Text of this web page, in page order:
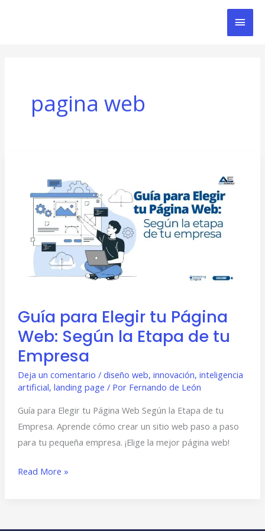
pagina web
Guía para Elegir tu Página
Web: Según la Etapa de tu
Empresa
Deja un comentario / diseño web, innovación, inteligencia
artificial, landing page / Por Fernando de León
Guía para Elegir tu Página Web Según la Etapa de tu
Empresa. Aprende cómo crear un sitio web paso a paso
para tu pequeña empresa. ¡Elige la mejor página web!
Elegir
Página
Web:
Según
de
tu
Empresa
Read More »